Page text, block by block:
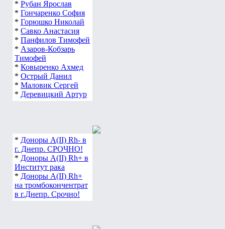
* Рубан Ярослав
* Гончаренко София
* Горюшко Николай
* Савко Анастасия
* Панфилов Тимофей
* Азаров-Кобзарь
Тимофей
* Ковыренко Ахмед
* Острый Данил
* Маловик Сергей
* Деревицкий Артур
* Доноры А(ІІ) Rh- в
г. Днепр. СРОЧНО!
* Доноры А(ІІ) Rh+ в
Институт рака
* Доноры А(ІІ) Rh+
на тромбокончентрат
в г.Днепр. Срочно!